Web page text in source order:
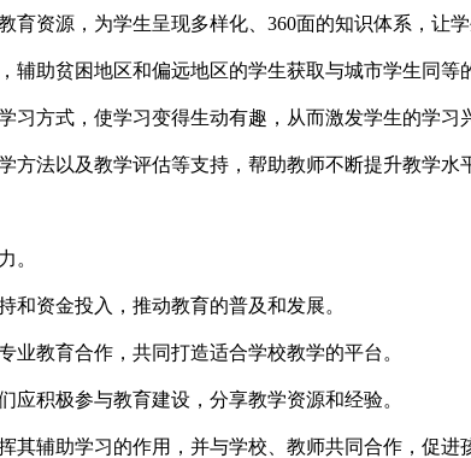
资源，为学生呈现多样化、360面的知识体系，让学
助贫困地区和偏远地区的学生获取与城市学生同等
方式，使学习变得生动有趣，从而激发学生的学习
法以及教学评估等支持，帮助教师不断提升教学水
。
和资金投入，推动教育的普及和发展。
教育合作，共同打造适合学校教学的平台。
积极参与教育建设，分享教学资源和经验。
辅助学习的作用，并与学校、教师共同合作，促进